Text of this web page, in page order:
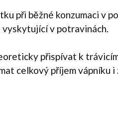
při běžné konzumaci v
v potravinách.
přispívat k
celkový příjem